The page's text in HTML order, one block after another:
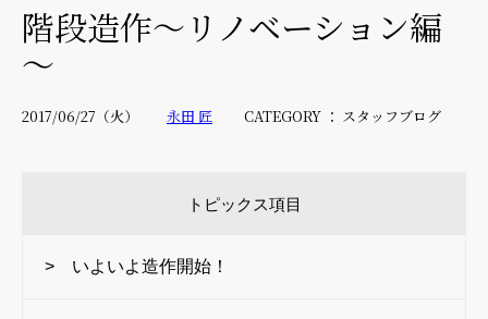
階段造作～リノベーション編
～
2017/06/27（火） 永田 匠 CATEGORY ： スタッフブログ
トピックス項目
> いよいよ造作開始！